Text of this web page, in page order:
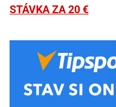
STÁVKA ZA 20 €